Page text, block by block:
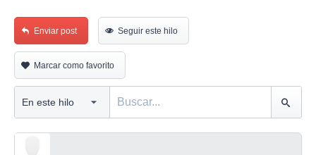
Enviar post Seguir este hilo
Marcar como favorito